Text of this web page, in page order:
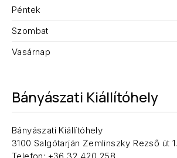
Péntek
Szombat
Vasárnap
Bányászati Kiállítóhely
Bányászati Kiállítóhely
3100 Salgótarján Zemlinszky Rezső út 1.